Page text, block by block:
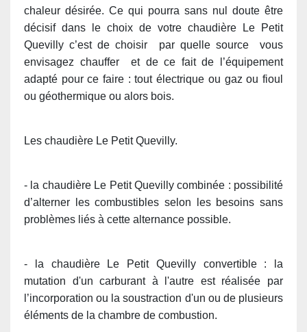
chaleur désirée. Ce qui pourra sans nul doute être
décisif dans le choix de votre chaudière Le Petit
Quevilly c’est de choisir par quelle source vous
envisagez chauffer et de ce fait de l’équipement
adapté pour ce faire : tout électrique ou gaz ou fioul
ou géothermique ou alors bois.
Les chaudière Le Petit Quevilly.
- la chaudière Le Petit Quevilly combinée : possibilité
d’alterner les combustibles selon les besoins sans
problèmes liés à cette alternance possible.
- la chaudière Le Petit Quevilly convertible : la
mutation d'un carburant à l'autre est réalisée par
l’incorporation ou la soustraction d'un ou de plusieurs
éléments de la chambre de combustion.